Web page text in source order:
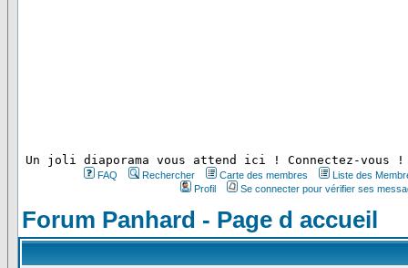
Un joli diaporama vous attend ici ! Connectez-vous !
FAQ Rechercher Carte des membres
Liste des
Profil
Se connecter pour vérifier ses
Forum Panhard - Page d accueil